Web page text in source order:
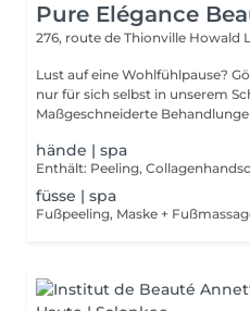
Pure Elégance
276, route de Thionville Howald
Lust auf eine Wohlfühlpause? Gönnen Sie sich einen Moment
nur für sich selbst in unserem
Maßgeschneiderte
hände | spa
füsse | spa
Fußpeeling, Maske +